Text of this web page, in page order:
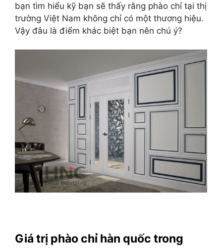
bạn tìm hiểu kỹ bạn sẽ thấy rằng phào chỉ tại thị
trường Việt Nam không chỉ có một thương hiệu.
Vậy đâu là điểm khác biệt bạn nên chú ý?
Giá trị phào chỉ hàn quốc trong